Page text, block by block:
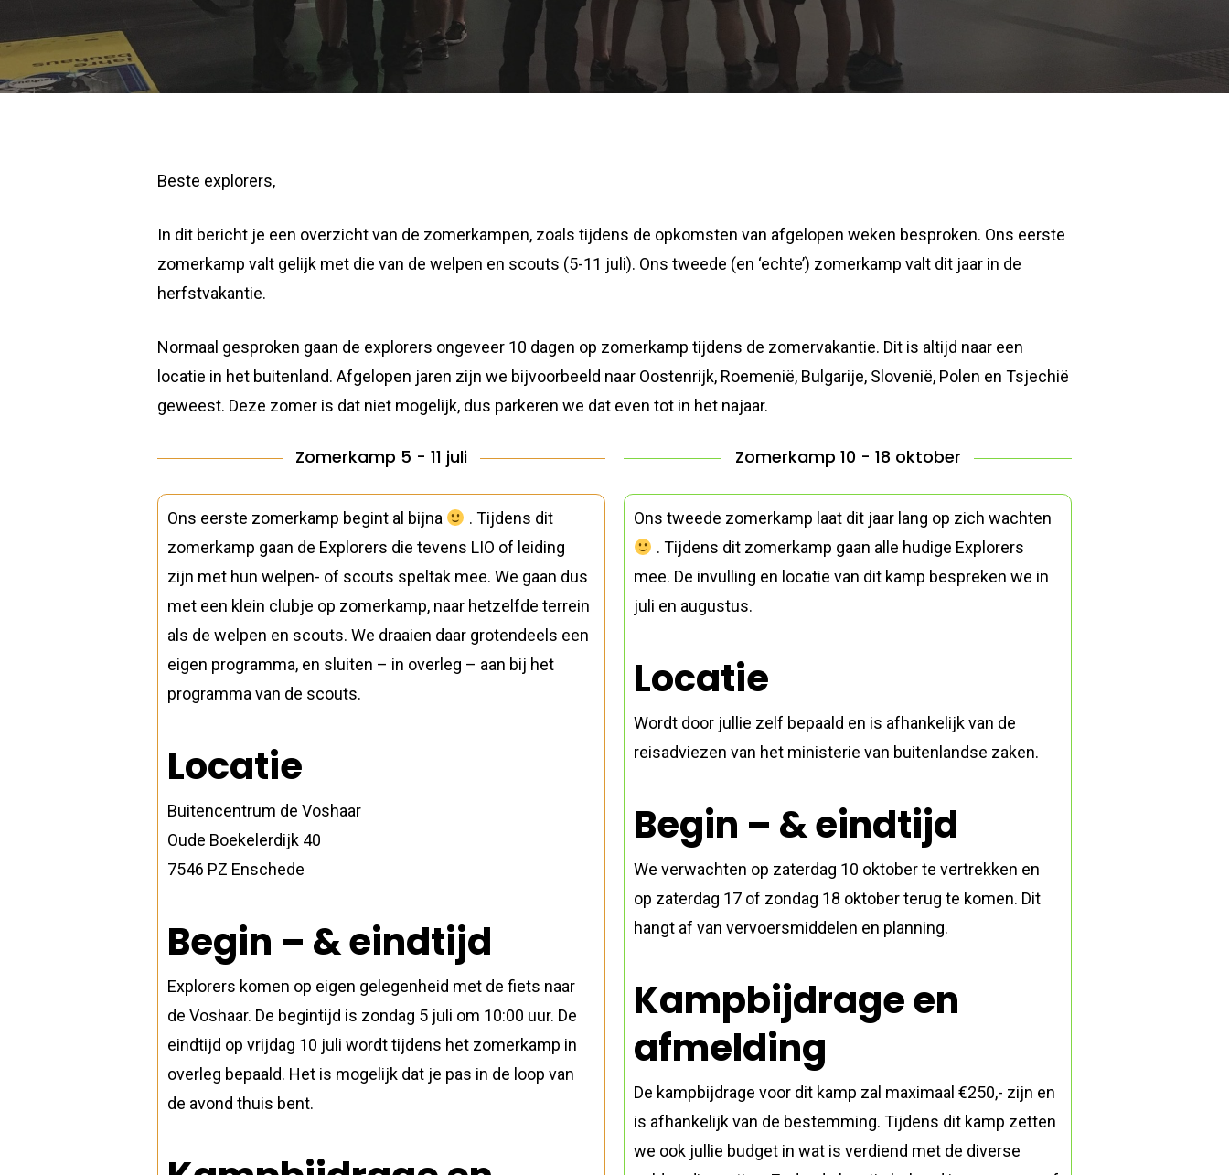
DoorJohannes de Boer
Beste explorers,
In dit bericht je een overzicht van de zomerkampen, zoals tijdens de opkomsten van afgelopen weken besproken. Ons eerste
zomerkamp valt gelijk met die van de welpen en scouts (5-11 juli). Ons tweede (en ‘echte’) zomerkamp valt dit jaar in de
herfstvakantie.
Normaal gesproken gaan de explorers ongeveer 10 dagen op zomerkamp tijdens de zomervakantie. Dit is altijd naar een
locatie in het buitenland. Afgelopen jaren zijn we bijvoorbeeld naar Oostenrijk, Roemenië, Bulgarije, Slovenië, Polen en Tsjechië
geweest. Deze zomer is dat niet mogelijk, dus parkeren we dat even tot in het najaar.
Zomerkamp 5 - 11 juli
Ons eerste zomerkamp begint al bijna
. Tijdens dit
zomerkamp gaan de Explorers die tevens LIO of leiding
zijn met hun welpen- of scouts speltak mee. We gaan dus
met een klein clubje op zomerkamp, naar hetzelfde terrein
als de welpen en scouts. We draaien daar grotendeels een
eigen programma, en sluiten – in overleg – aan bij het
programma van de scouts.
Locatie
Buitencentrum de Voshaar
Oude Boekelerdijk 40
7546 PZ Enschede
Begin – & eindtijd
Explorers komen op eigen gelegenheid met de fiets naar
de Voshaar. De begintijd is zondag 5 juli om 10:00 uur. De
eindtijd op vrijdag 10 juli wordt tijdens het zomerkamp in
overleg bepaald. Het is mogelijk dat je pas in de loop van
de avond thuis bent.
Zomerkamp 10 - 18 oktober
Ons tweede zomerkamp laat dit jaar lang op zich wachten
. Tijdens dit zomerkamp gaan alle hudige Explorers
mee. De invulling en locatie van dit kamp bespreken we in
juli en augustus.
Locatie
Wordt door jullie zelf bepaald en is afhankelijk van de
reisadviezen van het ministerie van buitenlandse zaken.
Begin – & eindtijd
We verwachten op zaterdag 10 oktober te vertrekken en
op zaterdag 17 of zondag 18 oktober terug te komen. Dit
hangt af van vervoersmiddelen en planning.
Kampbijdrage en
afmelding
De kampbijdrage voor dit kamp zal maximaal €250,- zijn en
is afhankelijk van de bestemming. Tijdens dit kamp zetten
we ook jullie budget in wat is verdiend met de diverse